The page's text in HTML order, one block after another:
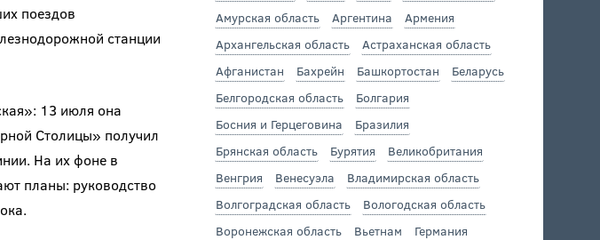
поездов
станции
13 июля она
Столицы» получил
На их фоне в
планы: руководство
Амурская область
Аргентина
Армения
Архангельская область
Астраханская область
Афганистан
Бахрейн Башкортостан
Беларусь
Белгородская область
Болгария
Босния и Герцеговина
Бразилия
Брянская область
Бурятия
Великобритания
Венгрия
Венесуэла
Владимирская область
Волгоградская область
Вологодская область
Воронежская область
Вьетнам
Германия